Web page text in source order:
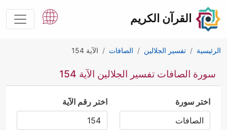
القرآن الكريم
الرئيسية تفسير الجلالين الصافات الآية 154
سورة الصافات تفسير الجلالين الآية 154
اختر سورة اختر رقم الآية